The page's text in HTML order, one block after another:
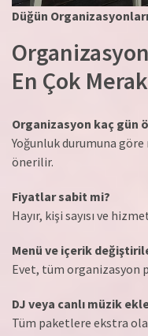
Düğün Organizasyonları
En Çok
Organizasyon kaç gün
Yoğunluk durumuna
önerilir.
Fiyatlar sabit mi?
Hayır, kişi sayısı ve
Menü ve içerik
Evet, tüm organizasyon
DJ veya canlı müzik
Tüm paketlere ekstra